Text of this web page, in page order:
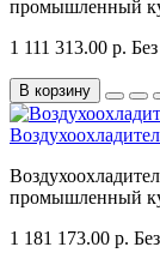
промышленный
1 111 313.00 р.
В корзину
промышленный
1 181 173.00 р.